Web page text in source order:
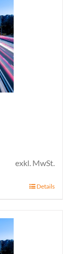
exkl. MwSt.
Details